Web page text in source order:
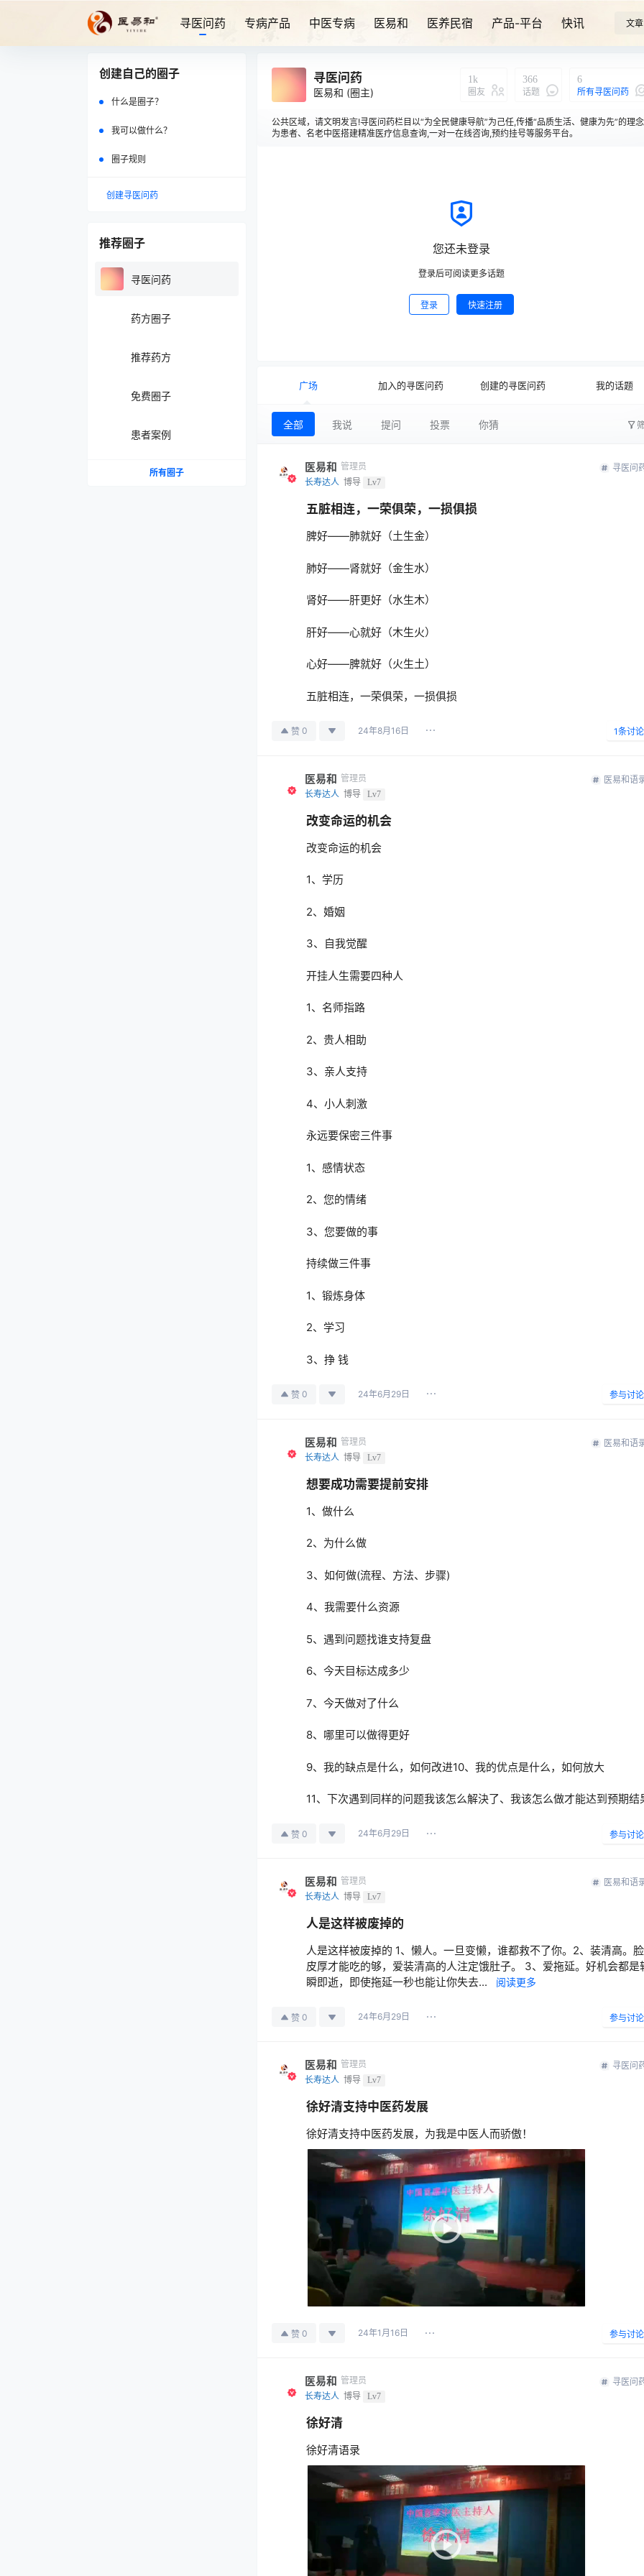
寻医问药 专病产品 中医专病 医易和 医养民宿 产品-平台 快讯 文章
创建自己的圈子
什么是圈子？
我可以做什么？
圈子规则
创建寻医问药
推荐圈子
寻医问药
药方圈子
推荐药方
免费圈子
患者案例
所有圈子
寻医问药
医易和 (圈主)
1k
圈友
366
话题
6
所有寻医问药
公共区域，请文明发言!寻医问药栏目以“为全民健康导航”为己任,传播“品质生活、健康为先”的理
为患者、名老中医搭建精准医疗信息查询,一对一在线咨询,预约挂号等服务平台。
您还未登录
登录后可阅读更多话题
登录 快速注册
广场 加入的寻医问药 创建的寻医问药 我的话题
全部 我说 提问 投票 你猜
医易和 管理员
长寿达人 博导 Lv7
寻医问
五脏相连，一荣俱荣，一损俱损
脾好——肺就好（土生金）
肺好——肾就好（金生水）
肾好——肝更好（水生木）
肝好——心就好（木生火）
心好——脾就好（火生土）
五脏相连，一荣俱荣，一损俱损
赞 0 24年8月16日 1条讨论
医易和 管理员
长寿达人 博导 Lv7
医易和语
改变命运的机会
改变命运的机会
1、学历
2、婚姻
3、自我觉醒
开挂人生需要四种人
1、名师指路
2、贵人相助
3、亲人支持
4、小人刺激
永远要保密三件事
1、感情状态
2、您的情绪
3、您要做的事
持续做三件事
1、锻炼身体
2、学习
3、挣 钱
赞 0 24年6月29日 参与讨论
医易和 管理员
长寿达人 博导 Lv7
医易和语
想要成功需要提前安排
1、做什么
2、为什么做
3、如何做(流程、方法、步骤)
4、我需要什么资源
5、遇到问题找谁支持复盘
6、今天目标达成多少
7、今天做对了什么
8、哪里可以做得更好
9、我的缺点是什么，如何改进10、我的优点是什么，如何放大
11、下次遇到同样的问题我该怎么解決了、我该怎么做才能达到预期结
赞 0 24年6月29日 参与讨论
医易和 管理员
长寿达人 博导 Lv7
医易和语
人是这样被废掉的
人是这样被废掉的 1、懒人。一旦变懒，谁都救不了你。2、装清高。脸
皮厚才能吃的够，爱装清高的人注定饿肚子。 3、爱拖延。好机会都是
瞬即逝，即使拖延一秒也能让你失去...
阅读更多
赞 0 24年6月29日 参与讨论
医易和 管理员
长寿达人 博导 Lv7
寻医问
徐好清支持中医药发展
徐好清支持中医药发展，为我是中医人而骄傲！
赞 0 24年1月16日 参与讨论
医易和 管理员
长寿达人 博导 Lv7
寻医问
徐好清
徐好清语录